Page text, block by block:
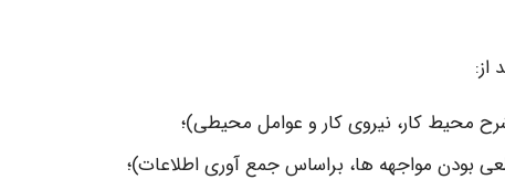
از:
محیط کار، نیروی کار و عوامل محیطی)؛
بودن مواجهه ها، براساس جمع آوری اطلاعات)؛